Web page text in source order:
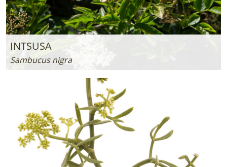
INTSUSA
Sambucus nigra